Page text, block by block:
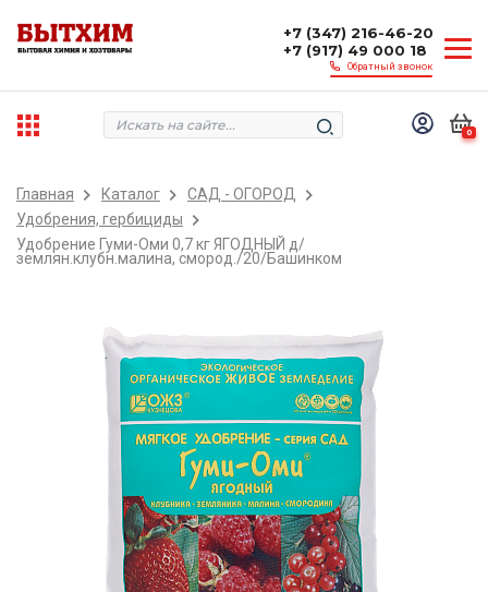
+7 (347) 216-46-20
+7 (917) 49 000 18
Обратный звонок
0
Главная Каталог
САД - ОГОРОД
Удобрения, гербициды
Удобрение Гуми-Оми 0,7 кг ЯГОДНЫЙ д/
землян.клубн.малина, смород./20/Башинком